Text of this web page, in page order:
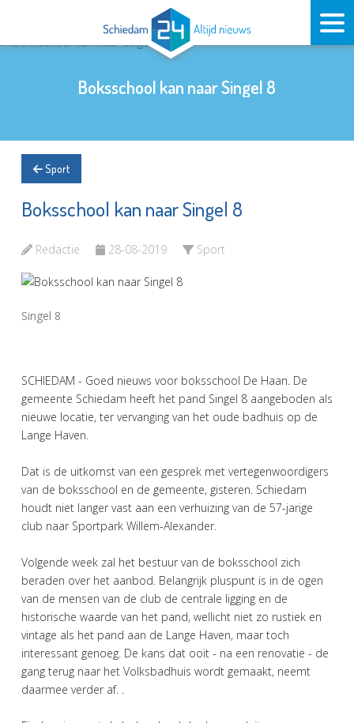
Boksschool kan naar Singel 8
Sport
Boksschool kan naar Singel 8
Redactie 28-08-2019 Sport
Singel 8
SCHIEDAM - Goed nieuws voor boksschool De Haan. De
gemeente Schiedam heeft het pand Singel 8 aangeboden als
nieuwe locatie, ter vervanging van het oude badhuis op de
Lange Haven.
Dat is de uitkomst van een gesprek met vertegenwoordigers
van de boksschool en de gemeente, gisteren. Schiedam
houdt niet langer vast aan een verhuizing van de 57-jarige
club naar Sportpark Willem-Alexander.
Volgende week zal het bestuur van de boksschool zich
beraden over het aanbod. Belangrijk pluspunt is in de ogen
van de mensen van de club de centrale ligging en de
historische waarde van het pand, wellicht niet zo rustiek en
vintage als het pand aan de Lange Haven, maar toch
interessant genoeg. De kans dat ooit - na een renovatie - de
gang terug naar het Volksbadhuis wordt gemaakt, neemt
daarmee verder af. .